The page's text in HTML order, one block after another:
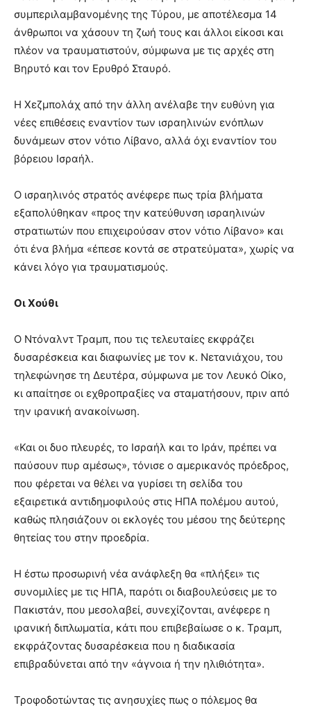
συμπεριλαμβανομένης της Τύρου, με αποτέλεσμα 14
άνθρωποι να χάσουν τη ζωή τους και άλλοι είκοσι και
πλέον να τραυματιστούν, σύμφωνα με τις αρχές στη
Βηρυτό και τον Ερυθρό Σταυρό.
Η Χεζμπολάχ από την άλλη ανέλαβε την ευθύνη για
νέες επιθέσεις εναντίον των ισραηλινών ενόπλων
δυνάμεων στον νότιο Λίβανο, αλλά όχι εναντίον του
βόρειου Ισραήλ.
Ο ισραηλινός στρατός ανέφερε πως τρία βλήματα
εξαπολύθηκαν «προς την κατεύθυνση ισραηλινών
στρατιωτών που επιχειρούσαν στον νότιο Λίβανο» και
ότι ένα βλήμα «έπεσε κοντά σε στρατεύματα», χωρίς να
κάνει λόγο για τραυματισμούς.
Οι Χούθι
Ο Ντόναλντ Τραμπ, που τις τελευταίες εκφράζει
δυσαρέσκεια και διαφωνίες με τον κ. Νετανιάχου, του
τηλεφώνησε τη Δευτέρα, σύμφωνα με τον Λευκό Οίκο,
κι απαίτησε οι εχθροπραξίες να σταματήσουν, πριν από
την ιρανική ανακοίνωση.
«Και οι δυο πλευρές, το Ισραήλ και το Ιράν, πρέπει να
παύσουν πυρ αμέσως», τόνισε ο αμερικανός πρόεδρος,
που φέρεται να θέλει να γυρίσει τη σελίδα του
εξαιρετικά αντιδημοφιλούς στις ΗΠΑ πολέμου αυτού,
καθώς πλησιάζουν οι εκλογές του μέσου της δεύτερης
θητείας του στην προεδρία.
Η έστω προσωρινή νέα ανάφλεξη θα «πλήξει» τις
συνομιλίες με τις ΗΠΑ, παρότι οι διαβουλεύσεις με το
Πακιστάν, που μεσολαβεί, συνεχίζονται, ανέφερε η
ιρανική διπλωματία, κάτι που επιβεβαίωσε ο κ. Τραμπ,
εκφράζοντας δυσαρέσκεια που η διαδικασία
επιβραδύνεται από την «άγνοια ή την ηλιθιότητα».
Τροφοδοτώντας τις ανησυχίες πως ο πόλεμος θα